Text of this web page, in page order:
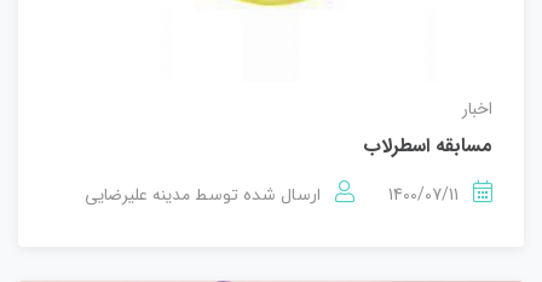
اخبار
مسابقه اسطرلاب
1400/07/11 ارسال شده توسط مدینه علیرضایی